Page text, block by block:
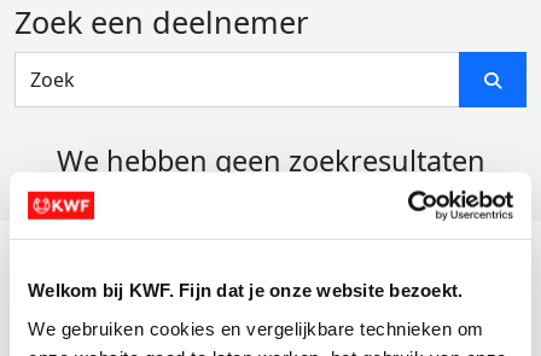
Welkom bij KWF. Fijn dat je onze website bezoekt.
We gebruiken cookies en vergelijkbare technieken om
Zoek een deelnemer
We hebben geen zoekresultaten
Actiematerialen
Evenementen